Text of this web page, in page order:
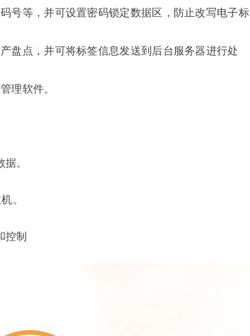
号等，并可设置密码锁定数据区，防止改写电子标
盘点，并可将标签信息发送到后台服务器进行处
理软件。
。
。
控制